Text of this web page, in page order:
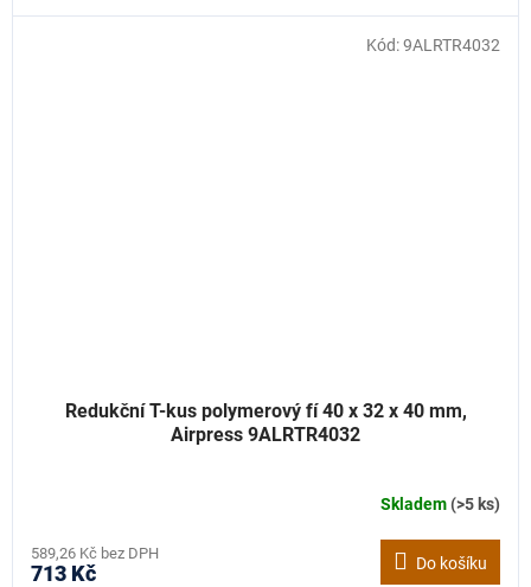
Redukční T-kus polymerový fí 40 x 32 x 40 mm,
Airpress 9ALRTR4032
Skladem(>5 ks)
589,26 Kč bez DPH
713 Kč Do košíku
Kód:9ALRTR4032